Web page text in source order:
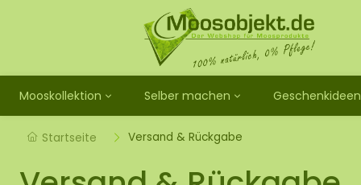
Mooskollektion
Rundes
Selber machen
Loses Moos
Rahmen für
Geschenkideen
Vorbereitete
Vorbereitete
Schilfbild
Echinopsbild
Startseite Versand & Rückgabe